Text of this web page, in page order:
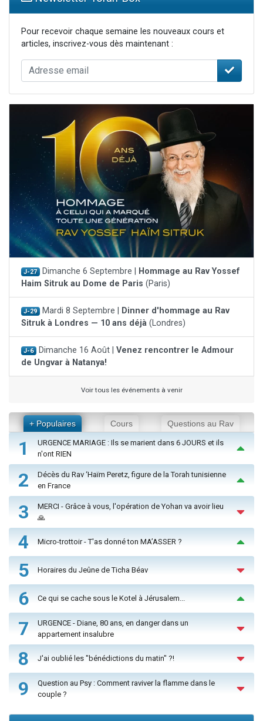
Pour recevoir chaque semaine les nouveaux cours et
articles, inscrivez-vous dès maintenant :
J-27 Dimanche 6 Septembre |
Hommage au Rav Yossef
Haim Sitruk au Dome de Paris (Paris)
J-29 Mardi 8 Septembre |
Dinner d'hommage au Rav
Sitruk à Londres — 10 ans déjà (Londres)
J-6 Dimanche 16 Août | Venez rencontrer le Admour
de Ungvar à Natanya!
Voir tous les événements à venir
+ Populaires Cours Questions au Rav
1
URGENCE MARIAGE : Ils se marient dans 6 JOURS et ils
n'ont RIEN
2
Décès du Rav ‘Haïm Peretz, figure de la Torah tunisienne
en France
3
MERCI - Grâce à vous, l'opération de Yohan va avoir lieu
🙏
4 Micro-trottoir - T'as donné ton MA’ASSER ?
5 Horaires du Jeûne de Ticha Béav
6 Ce qui se cache sous le Kotel à Jérusalem...
7
URGENCE - Diane, 80 ans, en danger dans un
appartement insalubre
8 J'ai oublié les "bénédictions du matin" ?!
9
Question au Psy : Comment raviver la flamme dans le
couple ?